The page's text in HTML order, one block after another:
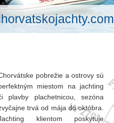
pobrežie a ostrovy sú
miestom na jachting
plavby plachetnicou, sezóna
trvá od mája do októbra.
klientom poskytuje